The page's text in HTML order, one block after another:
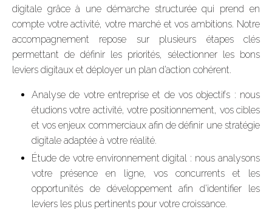
digitale grâce à une démarche structurée qui prend en
compte votre activité, votre marché et vos ambitions. Notre
accompagnement repose sur plusieurs étapes clés
permettant de définir les priorités, sélectionner les bons
leviers digitaux et déployer un plan d’action cohérent.
Analyse de votre entreprise et de vos objectifs : nous
étudions votre activité, votre positionnement, vos cibles
et vos enjeux commerciaux afin de définir une stratégie
digitale adaptée à votre réalité.
Étude de votre environnement digital : nous analysons
votre présence en ligne, vos concurrents et les
opportunités de développement afin d’identifier les
leviers les plus pertinents pour votre croissance.